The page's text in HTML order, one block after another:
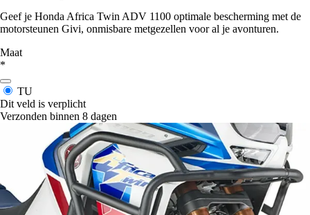
Geef je Honda Africa Twin ADV 1100 optimale bescherming met de
motorsteunen Givi, onmisbare metgezellen voor al je avonturen.
Maat
*
TU
Dit veld is verplicht
Verzonden binnen 8 dagen